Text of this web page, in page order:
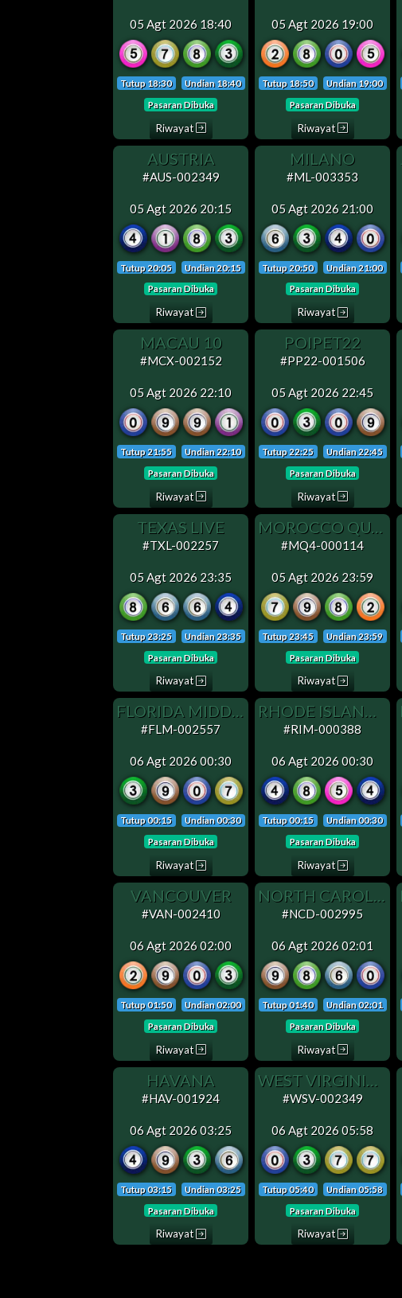
05 Agt 2026 18:40
Tutup 18:30 Undian 18:40
Pasaran Dibuka
Riwayat
05 Agt 2026 19:00
Tutup 18:50 Undian 19:00
Pasaran Dibuka
Riwayat
AUSTRIA
#AUS-002349
05 Agt 2026 20:15
Tutup 20:05 Undian 20:15
Pasaran Dibuka
Riwayat
MILANO
#ML-003353
05 Agt 2026 21:00
Tutup 20:50 Undian 21:00
Pasaran Dibuka
Riwayat
MACAU 10
#MCX-002152
05 Agt 2026 22:10
Tutup 21:55 Undian 22:10
Pasaran Dibuka
Riwayat
POIPET22
#PP22-001506
05 Agt 2026 22:45
Tutup 22:25 Undian 22:45
Pasaran Dibuka
Riwayat
TEXAS LIVE
#TXL-002257
05 Agt 2026 23:35
Tutup 23:25 Undian 23:35
Pasaran Dibuka
Riwayat
MOROCCO QUATRO 4
#MQ4-000114
05 Agt 2026 23:59
Tutup 23:45 Undian 23:59
Pasaran Dibuka
Riwayat
FLORIDA MIDDAY
#FLM-002557
06 Agt 2026 00:30
Tutup 00:15 Undian 00:30
Pasaran Dibuka
Riwayat
RHODE ISLAND MIDDAY
#RIM-000388
06 Agt 2026 00:30
Tutup 00:15 Undian 00:30
Pasaran Dibuka
Riwayat
VANCOUVER
#VAN-002410
06 Agt 2026 02:00
Tutup 01:50 Undian 02:00
Pasaran Dibuka
Riwayat
NORTH CAROLINA DAY
#NCD-002995
06 Agt 2026 02:01
Tutup 01:40 Undian 02:01
Pasaran Dibuka
Riwayat
HAVANA
#HAV-001924
06 Agt 2026 03:25
Tutup 03:15 Undian 03:25
Pasaran Dibuka
Riwayat
#WSV-002349
06 Agt 2026 05:58
Tutup 05:40 Undian 05:58
Pasaran Dibuka
Riwayat